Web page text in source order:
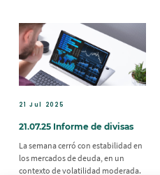
21 Jul 2025
21.07.25 Informe de divisas
La semana cerró con estabilidad en
los mercados de deuda, en un
contexto de volatilidad moderada.